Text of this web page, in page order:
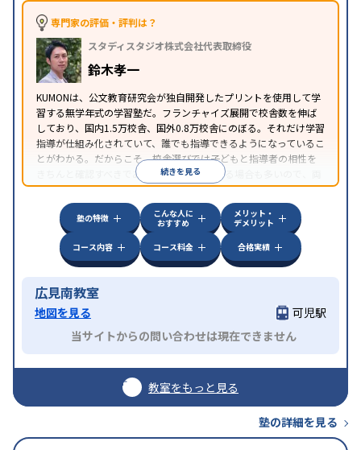
専門家の評価・評判は？
スタディスタジオ株式会社代表取締役
鈴木孝一
KUMONは、公文教育研究会が独自開発したプリントを使用して学
習する無学年式の学習塾だ。フランチャイズ展開で校舎数を伸ば
しており、国内1.5万校舎、国外0.8万校舎にのぼる。それだけ学習
指導が仕組み化されていて、誰でも指導できるようになっているこ
とがわかる。だからこそ、校舎選びでは子どもと指導者の相性を
きちんと確認すべきである。近所に2校舎ある場合も多いので、両
方見学してみることをオススメする。
続きを見る
塾の特徴
こんな人に
おすすめ
メリット・
デメリット
コース内容
コース料金 合格実績
広見南教室
地図を見る
可児駅
当サイトからの問い合わせは現在できません
教室をもっと見る
塾の詳細を見る